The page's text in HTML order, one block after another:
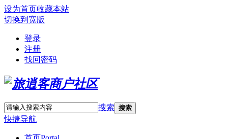
设为首页收藏本站
切换到宽版
登录
注册
找回密码
搜索 搜索
快捷导航